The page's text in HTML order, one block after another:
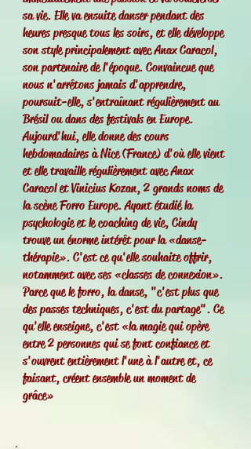
sa vie. Elle va ensuite danser pendant des
heures presque tous les soirs, et elle développe
son style principalement avec Anax Caracol,
son partenaire de l'époque. Convaincue que
nous n'arrêtons jamais d'apprendre,
poursuit-elle, s'entraînant régulièrement au
Brésil ou dans des festivals en Europe.
Aujourd'hui, elle donne des cours
hebdomadaires à Nice (France) d'où elle vient
et elle travaille régulièrement avec Anax
Caracol et Vinicius Kozan, 2 grands noms de
la scène Forro Europe. Ayant étudié la
psychologie et le coaching de vie, Cindy
trouve un énorme intérêt pour la «danse-
thérapie». C'est ce qu'elle souhaite offrir,
notamment avec ses «classes de connexion».
Parce que le forro, la danse, "c'est plus que
des passes techniques, c'est du partage". Ce
qu'elle enseigne, c'est «la magie qui opère
entre 2 personnes qui se font confiance et
s'ouvrent entièrement l'une à l'autre et, ce
faisant, créent ensemble un moment de
grâce»